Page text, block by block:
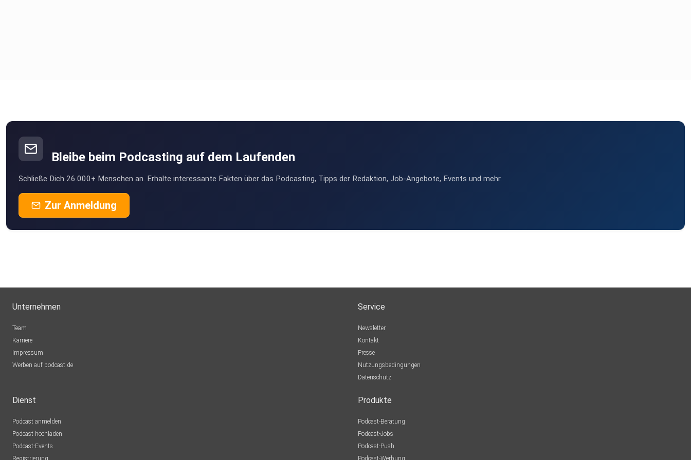
Bleibe beim Podcasting auf dem Laufenden
Schließe Dich 26.000+ Menschen an. Erhalte interessante Fakten über das Podcasting, Tipps der Redaktion, Job-Angebote, Events und mehr.
Zur Anmeldung
Unternehmen
Team
Karriere
Impressum
Werben auf podcast.de
Service
Newsletter
Kontakt
Presse
Nutzungsbedingungen
Datenschutz
Dienst
Podcast anmelden
Podcast hochladen
Podcast-Events
Registrierung
Produkte
Podcast-Beratung
Podcast-Jobs
Podcast-Push
Podcast-Werbung